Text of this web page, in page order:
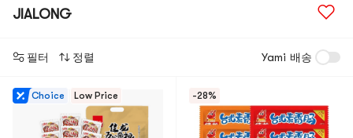
JIALONG
필터 정렬 Yami 배송
Choice Low Price -28%